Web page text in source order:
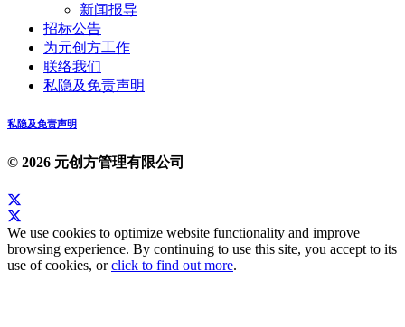
新闻报导
招标公告
为元创方工作
联络我们
私隐及免责声明
私隐及免责声明
© 2026 元创方管理有限公司
We use cookies to optimize website functionality and improve
browsing experience. By continuing to use this site, you accept to its
use of cookies, orclick to find out more.